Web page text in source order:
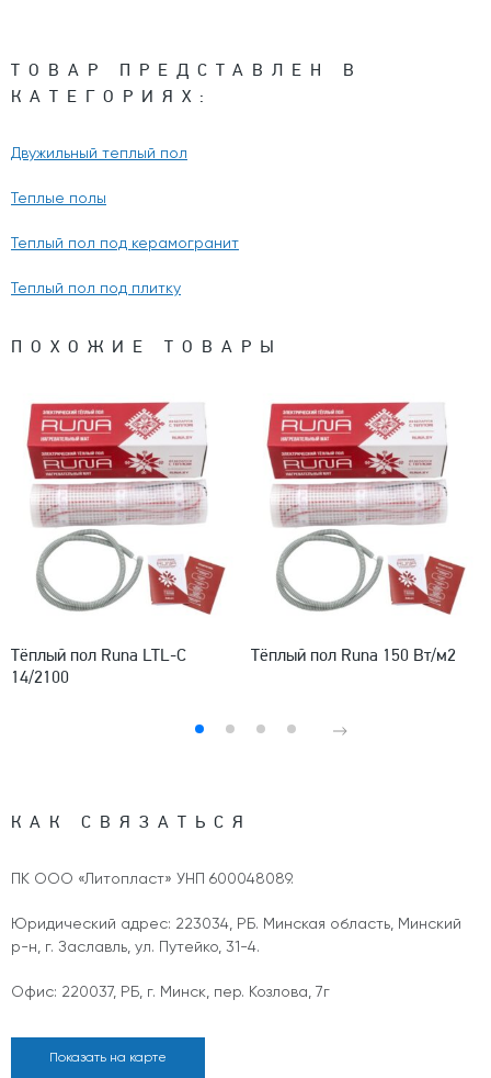
ТОВАР ПРЕДСТАВЛЕН В
КАТЕГОРИЯХ:
Двужильный теплый пол
Теплые полы
Теплый пол под керамогранит
Теплый пол под плитку
ПОХОЖИЕ ТОВАРЫ
Тёплый пол Runa LTL-C
14/2100
Тёплый пол Runa 150 Вт/м2
КАК СВЯЗАТЬСЯ
ПК ООО «Литопласт» УНП 600048089.
Юридический адрес: 223034, РБ. Минская область, Минский
р-н, г. Заславль, ул. Путейко, 31-4.
Офис: 220037, РБ, г. Минск, пер. Козлова, 7г
Показать на карте